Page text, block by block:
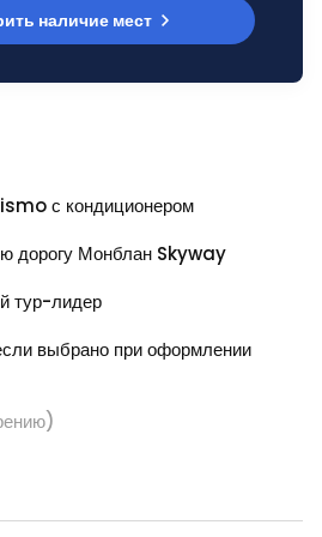
наличие мест
с кондиционером
дорогу Монблан Skyway
тур-лидер
выбрано при оформлении